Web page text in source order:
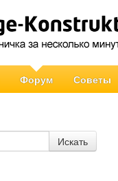
Форум Советы
Искать